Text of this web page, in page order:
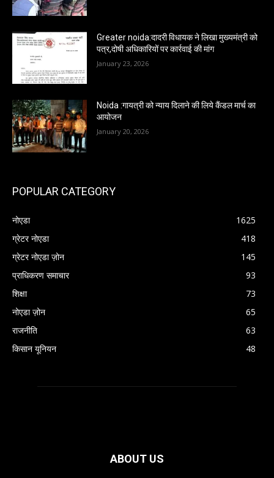
Greater noida:दादरी विधायक ने लिखा मुख्यमंत्री को
पत्र,दोषी अधिकारियों पर कार्रवाई की मांग
January 23, 2026
Noida :गायत्री को न्याय दिलाने की लिये कैंडल मार्च का
आयोजन
January 20, 2026
POPULAR CATEGORY
नोएडा
1625
ग्रेटर नोएडा
418
ग्रेटर नोएडा ज़ोन
145
प्राधिकरण समाचार
93
शिक्षा
73
नोएडा ज़ोन
65
राजनीति
63
किसान यूनियन
48
ABOUT US